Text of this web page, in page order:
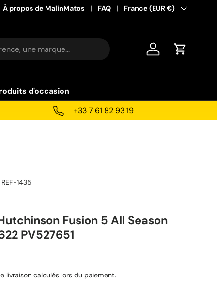
À propos de MalinMatos FAQ Pays
France (EUR €)
Se connecter
Panier
d'occasion
+33 7 61 82 93 19
REF-1435
Fusion 5 All Season
PV527651
livraison calculés lors du paiement.